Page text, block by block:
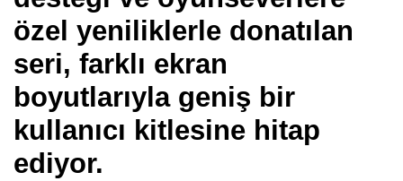
özel yeniliklerle donatılan
seri, farklı ekran
boyutlarıyla geniş bir
kullanıcı kitlesine hitap
ediyor.